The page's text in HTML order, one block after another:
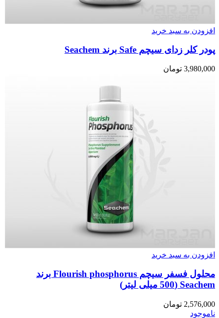
افزودن به سبد خرید
پودر کلر زدای سیچم Safe برند Seachem
3,980,000 تومان
افزودن به سبد خرید
محلول فسفر سیچم Flourish phosphorus برند
Seachem (500 میلی لیتر)
2,576,000 تومان
ناموجود